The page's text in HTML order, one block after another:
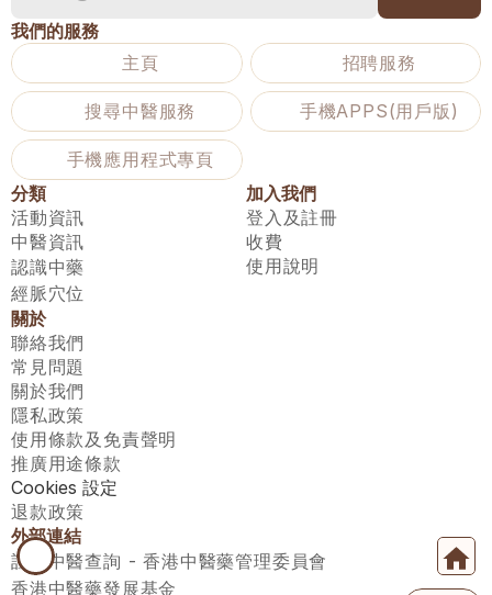
我們的服務
主頁
招聘服務
搜尋中醫服務 手機APPS(用戶版)
手機應用程式專頁
分類
活動資訊
中醫資訊
認識中藥
經脈穴位
加入我們
登入及註冊
收費
使用說明
關於
聯絡我們
常見問題
關於我們
隱私政策
使用條款及免責聲明
推廣用途條款
Cookies 設定
退款政策
外部連結
註冊中醫查詢 - 香港中醫藥管理委員會
香港中醫藥發展基金